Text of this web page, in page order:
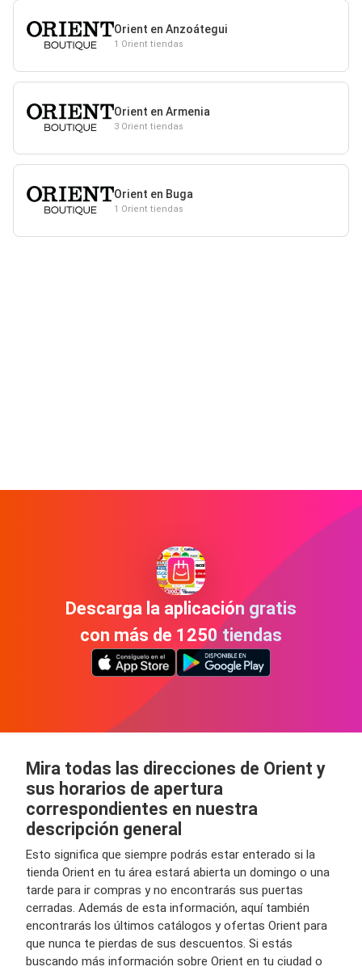
Orient en Anzoátegui
1 Orient tiendas
Orient en Armenia
3 Orient tiendas
Orient en Buga
1 Orient tiendas
Descarga la aplicación gratis
con más de 1250 tiendas
Mira todas las direcciones de Orient y
sus horarios de apertura
correspondientes en nuestra
descripción general
Esto significa que siempre podrás estar enterado si la
tienda Orient en tu área estará abierta un domingo o una
tarde para ir compras y no encontrarás sus puertas
cerradas. Además de esta información, aquí también
encontrarás los últimos catálogos y ofertas Orient para
que nunca te pierdas de sus descuentos. Si estás
buscando más información sobre Orient en tu ciudad o